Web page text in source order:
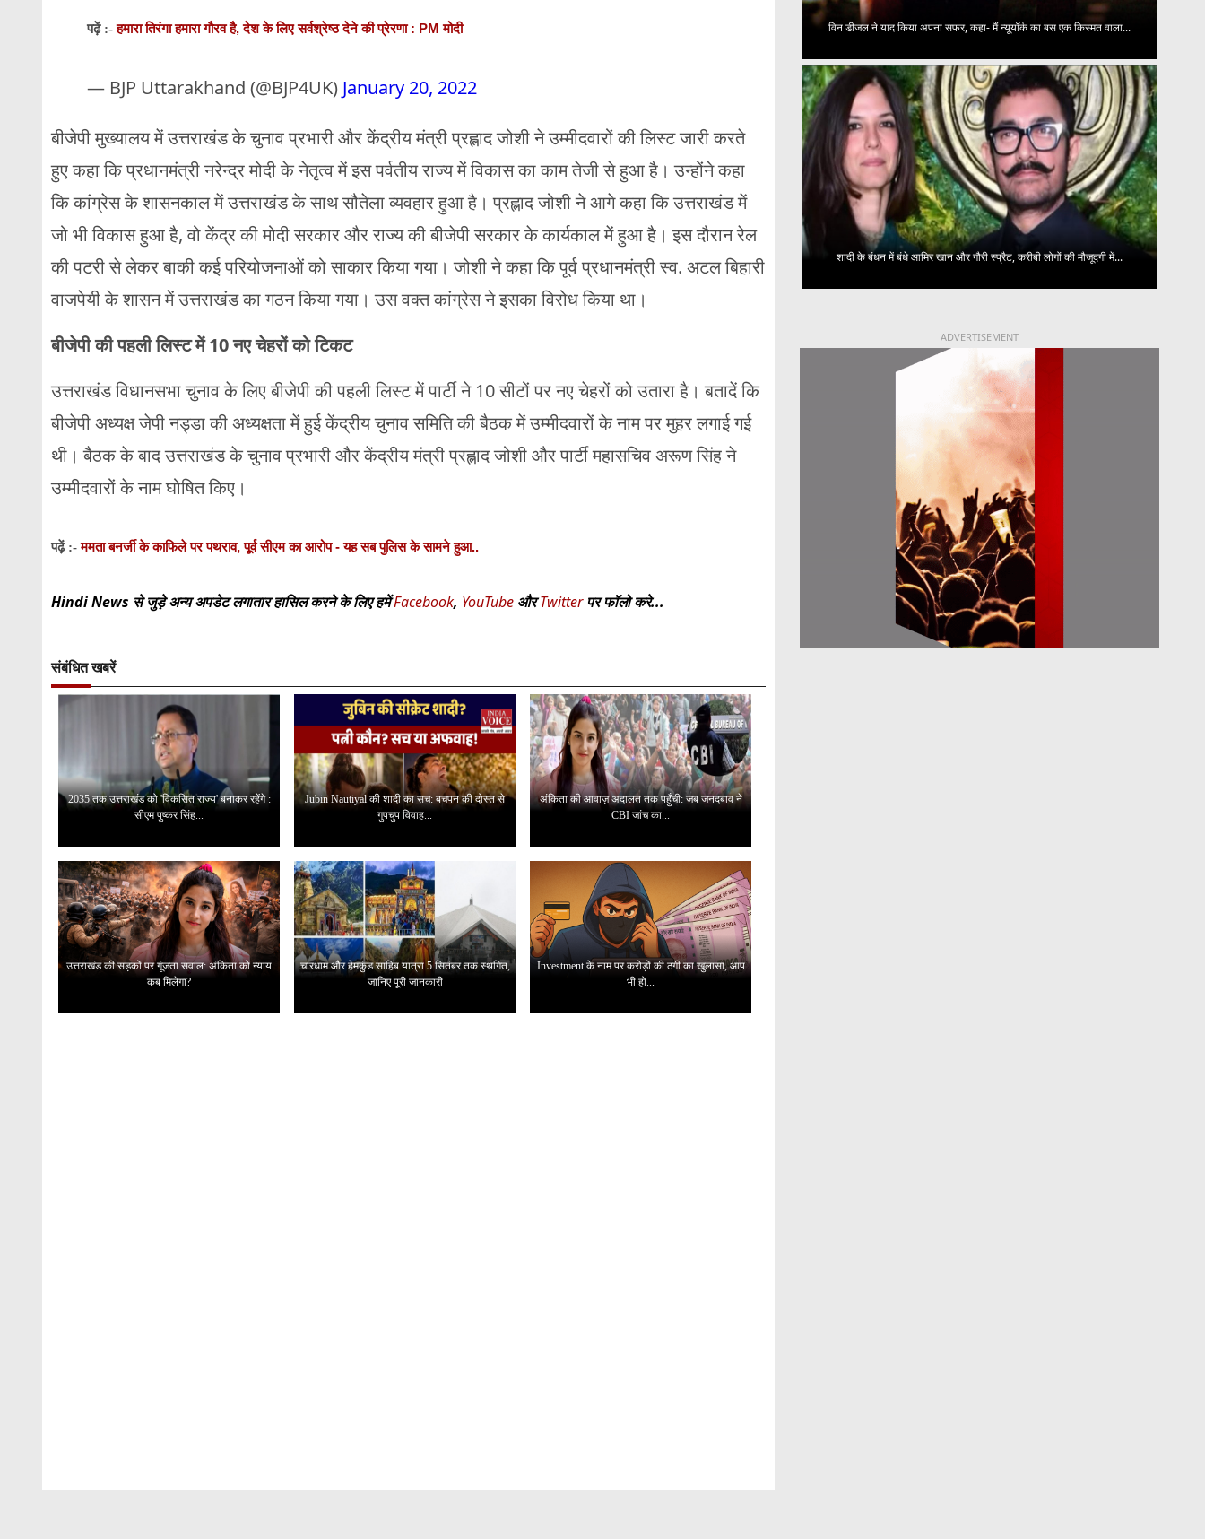
पढ़ें :-हमारा तिरंगा हमारा गौरव है, देश के लिए सर्वश्रेष्ठ देने की प्रेरणा : PM मोदी
— BJP Uttarakhand (@BJP4UK) January 20, 2022
बीजेपी मुख्यालय में उत्तराखंड के चुनाव प्रभारी और केंद्रीय मंत्री प्रह्लाद जोशी ने उम्मीदवारों की लिस्ट जारी करते
हुए कहा कि प्रधानमंत्री नरेन्द्र मोदी के नेतृत्व में इस पर्वतीय राज्य में विकास का काम तेजी से हुआ है। उन्होंने कहा
कि कांग्रेस के शासनकाल में उत्तराखंड के साथ सौतेला व्यवहार हुआ है। प्रह्लाद जोशी ने आगे कहा कि उत्तराखंड में
जो भी विकास हुआ है, वो केंद्र की मोदी सरकार और राज्य की बीजेपी सरकार के कार्यकाल में हुआ है। इस दौरान रेल
की पटरी से लेकर बाकी कई परियोजनाओं को साकार किया गया। जोशी ने कहा कि पूर्व प्रधानमंत्री स्व. अटल बिहारी
वाजपेयी के शासन में उत्तराखंड का गठन किया गया। उस वक्त कांग्रेस ने इसका विरोध किया था।
बीजेपी की पहली लिस्ट में 10 नए चेहरों को टिकट
उत्तराखंड विधानसभा चुनाव के लिए बीजेपी की पहली लिस्ट में पार्टी ने 10 सीटों पर नए चेहरों को उतारा है। बतादें कि
बीजेपी अध्यक्ष जेपी नड्डा की अध्यक्षता में हुई केंद्रीय चुनाव समिति की बैठक में उम्मीदवारों के नाम पर मुहर लगाई गई
थी। बैठक के बाद उत्तराखंड के चुनाव प्रभारी और केंद्रीय मंत्री प्रह्लाद जोशी और पार्टी महासचिव अरूण सिंह ने
उम्मीदवारों के नाम घोषित किए।
पढ़ें :-ममता बनर्जी के काफिले पर पथराव, पूर्व सीएम का आरोप - यह सब पुलिस के सामने हुआ..
Hindi News से जुड़े अन्य अपडेट लगातार हासिल करने के लिए हमेंFacebook, YouTube औरTwitterपर फॉलो करे...
संबंधित खबरें
2035 तक उत्तराखंड को 'विकसित राज्य' बनाकर रहेंगे :
सीएम पुष्कर सिंह...
Jubin Nautiyal की शादी का सच: बचपन की दोस्त से
गुपचुप विवाह...
अंकिता की आवाज़ अदालत तक पहुँची: जब जनदबाव ने
CBI जांच का...
उत्तराखंड की सड़कों पर गूंजता सवाल: अंकिता को न्याय
कब मिलेगा?
चारधाम और हेमकुंड साहिब यात्रा 5 सितंबर तक स्थगित,
जानिए पूरी जानकारी
Investment के नाम पर करोड़ों की ठगी का खुलासा, आप
भी हो...
विन डीजल ने याद किया अपना सफर, कहा- मैं न्यूयॉर्क का बस एक किस्मत वाला...
शादी के बंधन में बंधे आमिर खान और गौरी स्प्रैट, करीबी लोगों की मौजूदगी में...
ADVERTISEMENT